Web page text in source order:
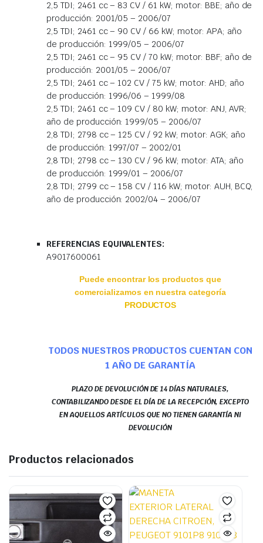
2,5 TDI; 2461 cc – 83 CV / 61 kW; motor: BBE; año de
producción: 2001/05 – 2006/07
2,5 TDI; 2461 cc – 90 CV / 66 kW; motor: APA; año
de producción: 1999/05 – 2006/07
2,5 TDI; 2461 cc – 95 CV / 70 kW; motor: BBF; año de
producción: 2001/05 – 2006/07
2,5 TDI; 2461 cc – 102 CV / 75 kW; motor: AHD; año
de producción: 1996/06 – 1999/08
2,5 TDI; 2461 cc – 109 CV / 80 kW; motor: ANJ, AVR;
año de producción: 1999/05 – 2006/07
2,8 TDI; 2798 cc – 125 CV / 92 kW; motor: AGK; año
de producción: 1997/07 – 2002/01
2,8 TDI; 2798 cc – 130 CV / 96 kW; motor: ATA; año
de producción: 1999/01 – 2006/07
2,8 TDI; 2799 cc – 158 CV / 116 kW; motor: AUH, BCQ;
año de producción: 2002/04 – 2006/07
REFERENCIAS EQUIVALENTES:
A9017600061
Puede encontrar los productos que
comercializamos en nuestra categoría
PRODUCTOS
TODOS NUESTROS PRODUCTOS CUENTAN CON
1 AÑO DE GARANTÍA
PLAZO DE DEVOLUCIÓN DE 14 DÍAS NATURALES,
CONTABILIZANDO DESDE EL DÍA DE LA RECEPCIÓN, EXCEPTO
EN AQUELLOS ARTÍCULOS QUE NO TIENEN GARANTÍA NI
DEVOLUCIÓN
Productos relacionados